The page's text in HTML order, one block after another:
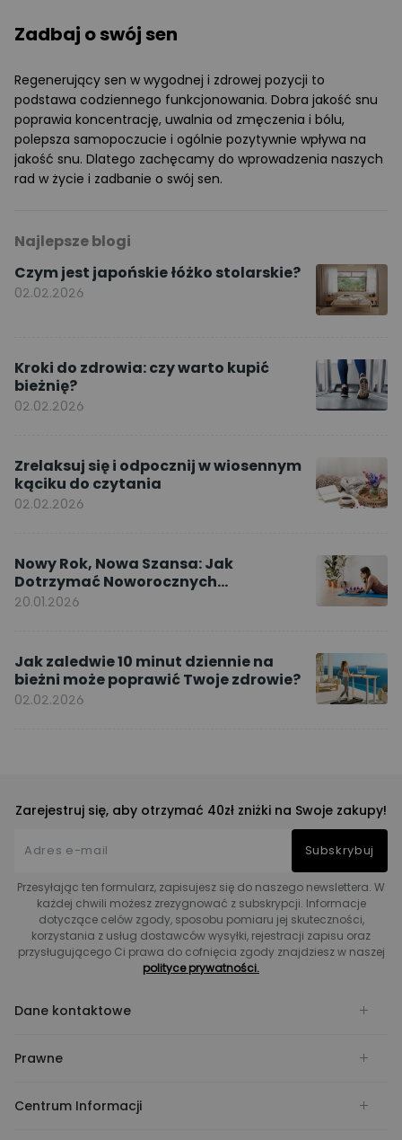
Zadbaj o swój sen
Regenerujący sen w wygodnej i zdrowej pozycji to
podstawa codziennego funkcjonowania. Dobra jakość snu
poprawia koncentrację, uwalnia od zmęczenia i bólu,
polepsza samopoczucie i ogólnie pozytywnie wpływa na
jakość snu. Dlatego zachęcamy do wprowadzenia naszych
rad w życie i zadbanie o swój sen.
Najlepsze blogi
Czym jest japońskie łóżko stolarskie?
02.02.2026
Kroki do zdrowia: czy warto kupić
bieżnię?
02.02.2026
Zrelaksuj się i odpocznij w wiosennym
kąciku do czytania
02.02.2026
Nowy Rok, Nowa Szansa: Jak
Dotrzymać Noworocznych
Postanowień dzięki ćwiczeniom w
20.01.2026
Jak zaledwie 10 minut dziennie na
bieżni może poprawić Twoje zdrowie?
02.02.2026
Zarejestruj się, aby otrzymać 40zł zniżki na Swoje zakupy!
Subskrybuj
Przesyłając ten formularz, zapisujesz się do naszego newslettera. W
każdej chwili możesz zrezygnować z subskrypcji. Informacje
dotyczące celów zgody, sposobu pomiaru jej skuteczności,
korzystania z usług dostawców wysyłki, rejestracji zapisu oraz
przysługującego Ci prawa do cofnięcia zgody znajdziesz w naszej
polityce prywatności.
Dane kontaktowe
Prawne
Centrum Informacji